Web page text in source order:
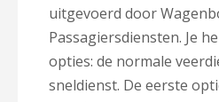
uitgevoerd door
Passagiersdiensten. Je
opties: de normale
sneldienst. De eerste